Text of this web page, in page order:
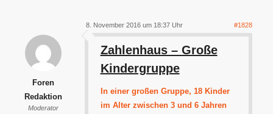
8. November 2016 um 18:37 Uhr #1828
Foren
Redaktion
Moderator
Zahlenhaus – Große
Kindergruppe
In einer großen Gruppe, 18 Kinder
im Alter zwischen 3 und 6 Jahren